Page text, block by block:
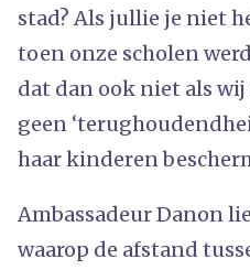
stad? Als jullie je niet
toen onze scholen
dat dan ook niet als wij
geen
haar kinderen
Ambassadeur Danon
waarop de afstand